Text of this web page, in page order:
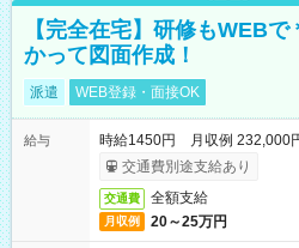
【完全在宅】研修もWEB
かって図面作成！
派遣 WEB登録・面接OK
給与
時給1450円 月収例 232,000
交通費別途支給あり
交通費 全額支給
月収例 20～25万円